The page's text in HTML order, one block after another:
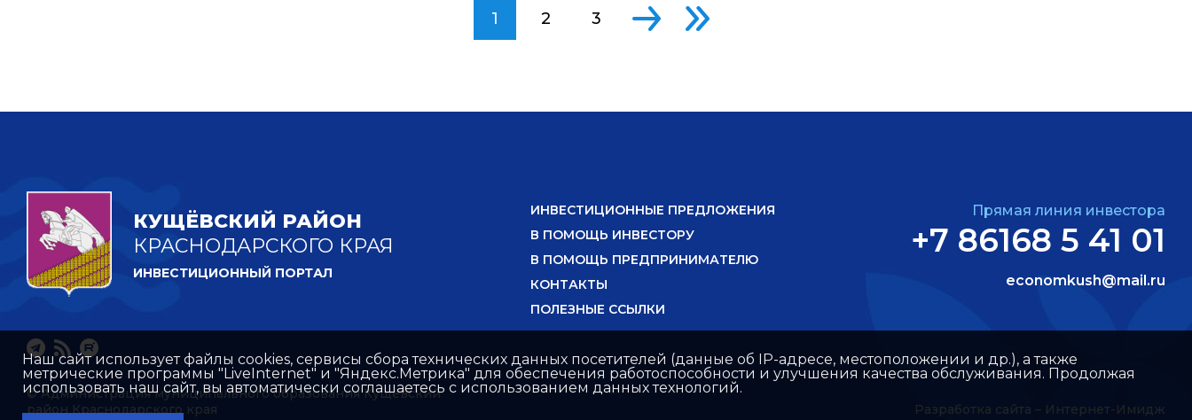
1 2 3
КУЩЁВСКИЙ РАЙОН
КРАСНОДАРСКОГО КРАЯ
ИНВЕСТИЦИОННЫЙ ПОРТАЛ
ИНВЕСТИЦИОННЫЕ ПРЕДЛОЖЕНИЯ
В ПОМОЩЬ ИНВЕСТОРУ
В ПОМОЩЬ ПРЕДПРИНИМАТЕЛЮ
КОНТАКТЫ
ПОЛЕЗНЫЕ ССЫЛКИ
Прямая линия инвестора
+7 86168 5 41 01
economkush@mail.ru
© Администрация муниципального образования Кущёвский
район Краснодарского края
Разработка сайта – Интернет-Имидж
Наш сайт использует файлы cookies, сервисы сбора технических данных посетителей (данные об IP-адресе, местоположении и др.), а также
метрические программы "LiveInternet" и "Яндекс.Метрика" для обеспечения работоспособности и улучшения качества обслуживания. Продолжая
использовать наш сайт, вы автоматически соглашаетесь с использованием данных технологий.